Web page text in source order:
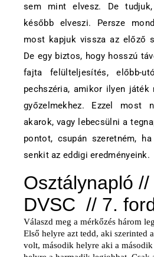
sem mint elvesz. De
később elveszi. Persze
most kapjuk vissza az előző
De egy biztos, hogy hosszú
fajta felülteljesítés, előbb-
pechszéria, amikor ilyen játék
győzelmekhez. Ezzel most
akarok, vagy lebecsülni a
pontot, csupán szeretném,
senkit az eddigi eredményeink.